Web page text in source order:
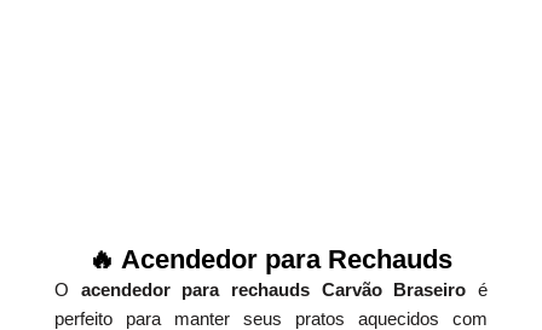
🔥 Acendedor para Rechauds
O acendedor para rechauds Carvão Braseiro é
perfeito para manter seus pratos aquecidos com